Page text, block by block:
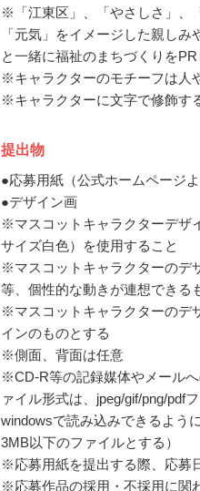
※「江東区」、「やさしさ」、
「元気」をイメージした親し
と一緒に福祉のまちづくりを
※キャラクターのモチーフは人
※キャラクターに文字で修飾す
提出物
●応募用紙（公式ホームページよ
●デザイン画
※マスコットキャラクターデザ
サイズ白色）を使用すること
※マスコットキャラクターのデ
等、個性的な動きが連想できる
※マスコットキャラクターのデ
インのものとする
※側面、背面は任意
※CD-R等の記録媒体やメール
ァイル形式は、jpeg/gif/png/pdf
windowsで読み込みできるよう
3MB以下のファイルとする）
※応募用紙を提出する際、応募
※応募作品の採用・不採用に関